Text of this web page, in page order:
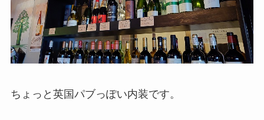
ちょっと英国パブっぽい内装です。